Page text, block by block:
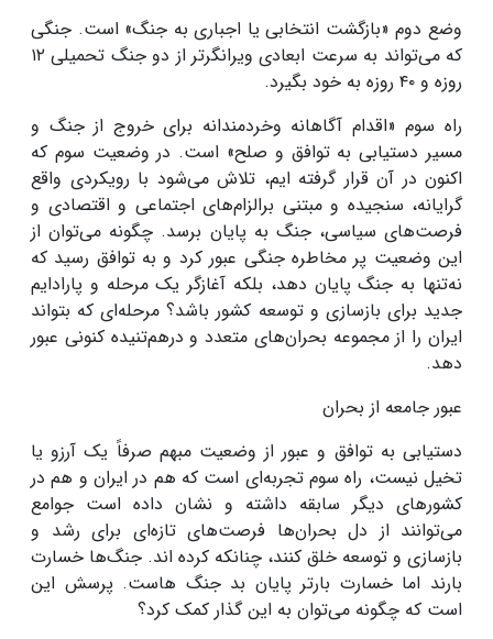
وضع دوم «بازگشت انتخابی یا اجباری به جنگ» است. جنگی
که می‌تواند به سرعت ابعادی ویرانگرتر از دو جنگ تحمیلی ۱۲
روزه و ۴۰ روزه به خود بگیرد.
راه سوم «اقدام آگاهانه وخردمندانه برای خروج از جنگ و
مسیر دستیابی به توافق و صلح» است. در وضعیت سوم که
اکنون در آن قرار گرفته ایم، تلاش می‌شود با رویکردی واقع
گرایانه، سنجیده و مبتنی برالزام‌های اجتماعی و اقتصادی و
فرصت‌های سیاسی، جنگ به پایان برسد. چگونه می‌توان از
این وضعیت پر مخاطره جنگی عبور کرد و به توافق رسید که
نه‌تنها به جنگ پایان دهد، بلکه آغازگر یک مرحله و پارادایم
جدید برای بازسازی و توسعه کشور باشد؟ مرحله‌ای که بتواند
ایران را از مجموعه بحران‌های متعدد و درهم‌تنیده کنونی عبور
دهد.
عبور جامعه از بحران‌
دستیابی به توافق و عبور از وضعیت مبهم صرفاً یک آرزو یا
تخیل نیست، راه سوم تجربه‌ای است که هم در ایران و هم در
کشورهای دیگر سابقه داشته و نشان داده است جوامع
می‌توانند از دل بحران‌ها فرصت‌های تازه‌ای برای رشد و
بازسازی و توسعه خلق کنند، چنانکه کرده اند. جنگ‌ها خسارت
بارند اما خسارت بارتر پایان بد جنگ هاست. پرسش این
است که چگونه می‌توان به این گذار کمک کرد؟